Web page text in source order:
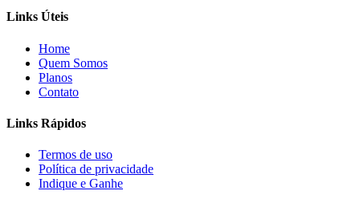
Links Úteis
Home
Quem Somos
Planos
Contato
Links Rápidos
Termos de uso
Política de privacidade
Indique e Ganhe